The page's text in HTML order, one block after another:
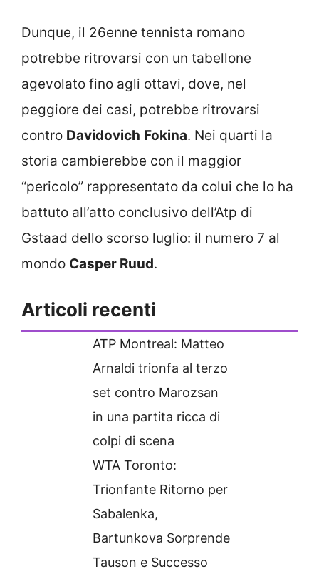
Dunque, il 26enne tennista romano
potrebbe ritrovarsi con un tabellone
agevolato fino agli ottavi, dove, nel
peggiore dei casi, potrebbe ritrovarsi
contro Davidovich Fokina. Nei quarti la
storia cambierebbe con il maggior
“pericolo” rappresentato da colui che lo ha
battuto all’atto conclusivo dell’Atp di
Gstaad dello scorso luglio: il numero 7 al
mondo Casper Ruud.
Articoli recenti
ATP Montreal: Matteo
Arnaldi trionfa al terzo
set contro Marozsan
in una partita ricca di
colpi di scena
WTA Toronto:
Trionfante Ritorno per
Sabalenka,
Bartunkova Sorprende
Tauson e Successo